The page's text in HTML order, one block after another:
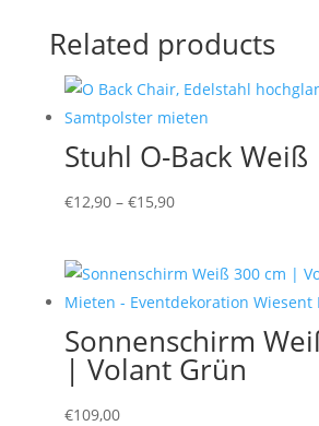
Related products
Stuhl O-Back Weiß
€12,90– €15,90
Sonnenschirm
| Volant Grün
€109,00